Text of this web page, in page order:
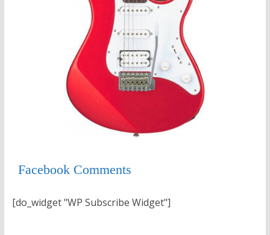
Facebook Comments
[do_widget "WP Subscribe Widget"]